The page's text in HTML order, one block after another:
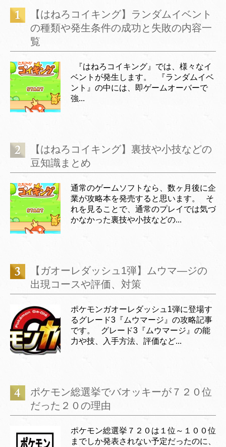
【はねろコイキング】ランダムイベント
の種類や発生条件の成功と失敗の内容一
覧
『はねろコイキング』では、様々なイ
ベントが発生します。 『ランダムイベ
ント』の中には、即ゲームオーバーで
強...
【はねろコイキング】裏技や小技などの
豆知識まとめ
通常のゲームソフトなら、数ヶ月後に企
業が攻略本を発売すると思います。 そ
れを見ることで、通常のプレイでは気づ
かなかった裏技や小技などの...
【ガオーレダッシュ1弾】ムウマ―ジの
出現コースや評価、対策
ポケモンガオーレダッシュ1弾に登場す
るグレード3『ムウマージ』の攻略記事
です。 グレード3『ムウマージ』の能
力や技、入手方法、評価など...
ポケモン総選挙でバオッキーが７２０位
だった２０の理由
ポケモン総選挙７２０は１位～１００位
までしか発表されない予定だったのに、